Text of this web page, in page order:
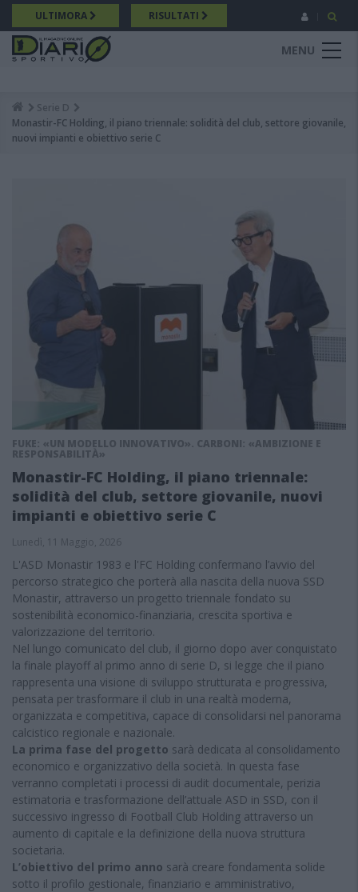
Salta
al
contenuto
principale
ULTIMORA RISULTATI
MENU
Breadcrumb
Serie D
Monastir-FC Holding, il piano triennale: solidità del club, settore giovanile,
nuovi impianti e obiettivo serie C
FUKE: «UN MODELLO INNOVATIVO». CARBONI: «AMBIZIONE E
RESPONSABILITÀ»
Monastir-FC Holding, il piano triennale:
solidità del club, settore giovanile, nuovi
impianti e obiettivo serie C
Lunedì, 11 Maggio, 2026
L'ASD Monastir 1983 e l'FC Holding confermano l’avvio del
percorso strategico che porterà alla nascita della nuova SSD
Monastir, attraverso un progetto triennale fondato su
sostenibilità economico-finanziaria, crescita sportiva e
valorizzazione del territorio.
Nel lungo comunicato del club, il giorno dopo aver conquistato
la finale playoff al primo anno di serie D, si legge che il piano
rappresenta una visione di sviluppo strutturata e progressiva,
pensata per trasformare il club in una realtà moderna,
organizzata e competitiva, capace di consolidarsi nel panorama
calcistico regionale e nazionale.
La prima fase del progetto sarà dedicata al consolidamento
economico e organizzativo della società. In questa fase
verranno completati i processi di audit documentale, perizia
estimatoria e trasformazione dell’attuale ASD in SSD, con il
successivo ingresso di Football Club Holding attraverso un
aumento di capitale e la definizione della nuova struttura
societaria.
L’obiettivo del primo anno sarà creare fondamenta solide
sotto il profilo gestionale, finanziario e amministrativo,